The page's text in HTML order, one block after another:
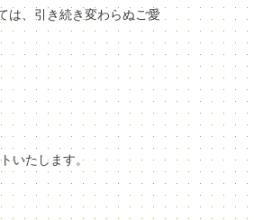
は、引き続き変わらぬご愛
いたします。